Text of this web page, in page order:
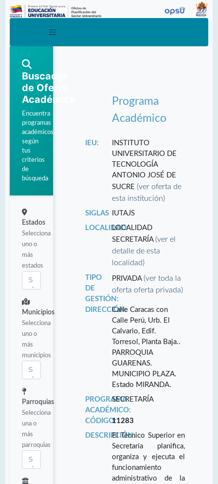
Buscador
de Oferta
Académica
Encuentra
programas
académicos
según
tus
criterios
de
búsqueda
Estados
Selecciona
uno o
más
estados
Municipios
Selecciona
uno o
más
municipios
Parroquias
Selecciona
una o
más
parroquias
Programa
Académico
IEU:
INSTITUTO
UNIVERSITARIO DE
TECNOLOGÍA
ANTONIO JOSÉ DE
SUCRE(ver oferta de
esta institución)
SIGLAS
IUTAJS
LOCALIDAD:LOCALIDAD
SECRETARÍA(ver el
detalle de esta
localidad)
TIPO
DE
GESTIÓN:
PRIVADA(ver toda la
oferta oferta privada)
DIRECCIÓN:Calle Caracas con
Calle Perú, Urb. El
Calvario, Edif.
Torresol, Planta Baja..
PARROQUIA
GUARENAS.
MUNICIPIO PLAZA.
Estado MIRANDA.
PROGRAMA
ACADÉMICO:
SECRETARÍA
CÓDIGO:11283
DESCRIPCIÓN:El Técnico Superior en
Secretaría planifica,
organiza y ejecuta el
funcionamiento
administrativo de la